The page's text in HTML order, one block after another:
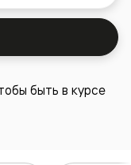
быть в курсе